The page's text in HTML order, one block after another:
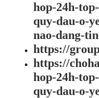
hop-24h-
quy-dau-o-
nao-dang-
https://
https://
hop-24h-
quy-dau-o-